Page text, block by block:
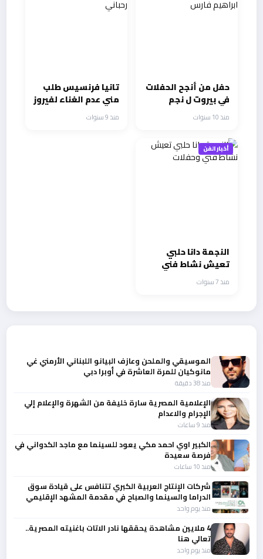
حفل من أنجح الحفلات
في بيروت ل نجم
شيوخ الطرب ابراهيم
فارس
منذ 10 سنوات
تانيا فرنسيس طلب
مني عدم الغناء لفيروز
والاخوين رحبانيمنذ 9 سنوات
أخبار الفن
النجمة دانا حلبي
تعيش نشاط فني
وحفلاتمنذ 7 سنوات
الموسيقي والملحن وعازف البيانو اللبناني الأرمني غي
مانوكيان للمرة العاشرة في أوبرا دبي
منذ 38 دقيقة
الإعلامية المصرية سارة خليفة من الشهرة والإعلام إلي
الإجرام والاعدام
منذ 9 ساعات
الكبير اوي احمد مكي يعود للسينما مع ماجد الكدواني في
فرصة سعيدة
منذ 10 ساعات
شركات الإنتاج العربية الكبري تتنافس على قيادة سوق
الدراما والسينما والصباح في مقدمة المشهد الإقليمي
منذ يوم واحد
4 ملايين مشاهدة يحققها نادر الاتات باغنيته المصرية..
تعالي هنا
منذ يوم واحد